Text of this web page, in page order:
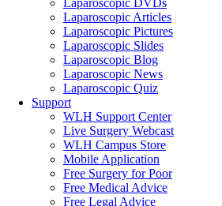
Laparoscopic Articles
Laparoscopic Pictures
Laparoscopic Slides
Laparoscopic Blog
Laparoscopic News
Laparoscopic Quiz
Support
WLH Support Center
Live Surgery Webcast
WLH Campus Store
Mobile Application
Free Surgery for Poor
Free Medical Advice
Free Legal Advice